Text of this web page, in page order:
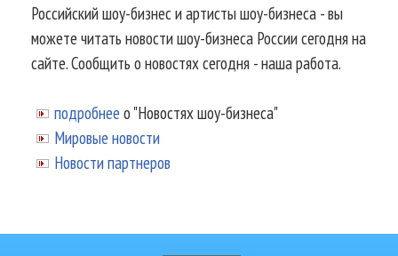
Российский шоу-бизнес и артисты шоу-бизнеса - вы
можете читать новости шоу-бизнеса России сегодня на
сайте. Сообщить о новостях сегодня - наша работа.
подробнее о "Новостях шоу-бизнеса"
Мировые новости
Новости партнеров